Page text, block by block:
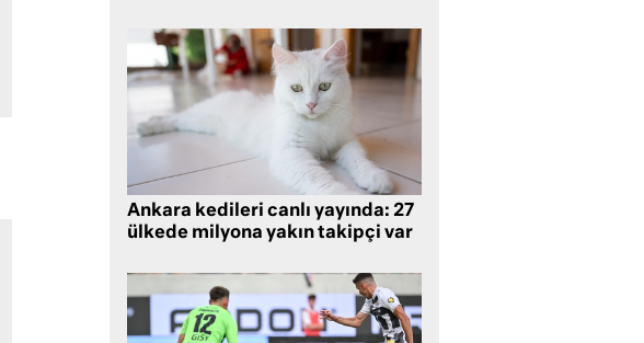
Ankara kedileri canlı yayında: 27
ülkede milyona yakın takipçi var